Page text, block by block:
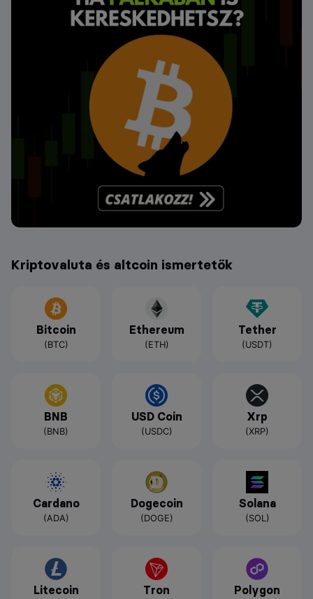
Kriptovaluta és altcoin ismertetők
Bitcoin
(BTC)
Ethereum
(ETH)
Tether
(USDT)
BNB
(BNB)
USD Coin
(USDC)
Xrp
(XRP)
Cardano
(ADA)
Dogecoin
(DOGE)
Solana
(SOL)
Litecoin Tron Polygon